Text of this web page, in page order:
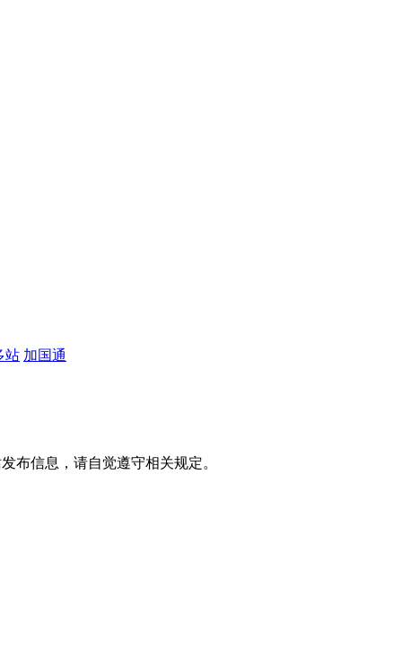
站 加国通
布信息，请自觉遵守相关规定。